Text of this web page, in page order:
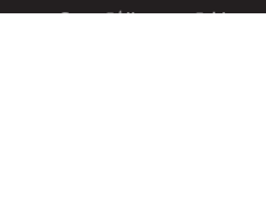
Stratēģija un mērķi